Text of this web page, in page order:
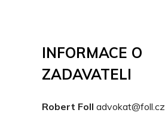
INFORMACE O
ZADAVATELI
Robert Foll advokat@foll.cz